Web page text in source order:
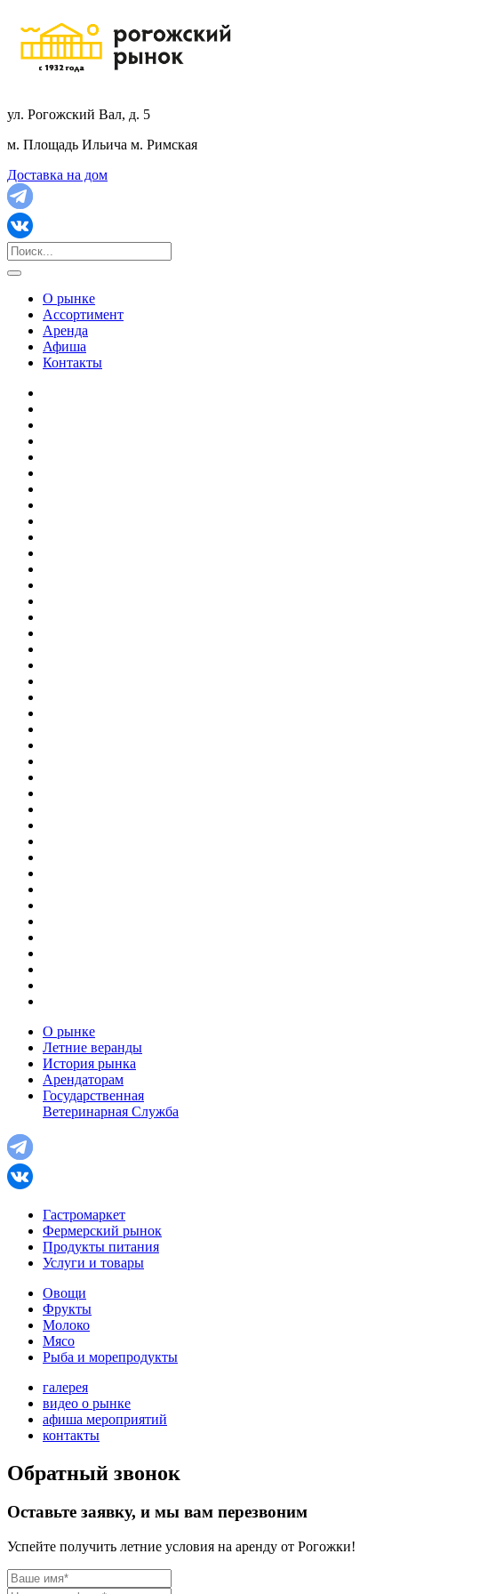
ул. Рогожский Вал, д. 5
м. Площадь Ильича м. Римская
Доставка на дом
О рынке
Ассортимент
Аренда
Афиша
Контакты
О рынке
Летние веранды
История рынка
Арендаторам
Государственная
Ветеринарная Служба
Гастромаркет
Фермерский рынок
Продукты питания
Услуги и товары
Овощи
Фрукты
Молоко
Мясо
Рыба и морепродукты
галерея
видео о рынке
афиша мероприятий
контакты
Обратный звонок
Оставьте заявку, и мы вам перезвоним
Успейте получить летние условия на аренду от Рогожки!